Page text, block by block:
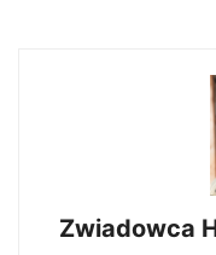
Zwiadowca